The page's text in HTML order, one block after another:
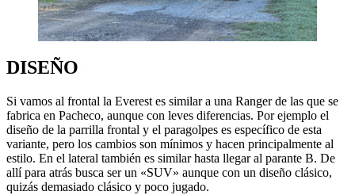
DISEÑO
Si vamos al frontal la Everest es similar a una Ranger de las que se
fabrica en Pacheco, aunque con leves diferencias. Por ejemplo el
diseño de la parrilla frontal y el paragolpes es específico de esta
variante, pero los cambios son mínimos y hacen principalmente al
estilo. En el lateral también es similar hasta llegar al parante B. De
allí para atrás busca ser un «SUV» aunque con un diseño clásico,
quizás demasiado clásico y poco jugado.